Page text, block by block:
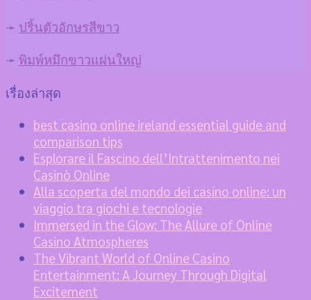
➛ ปริ้นตัวอักษรสีขาว
➛ พิมพ์หมึกขาวแผ่นใหญ่
เรื่องล่าสุด
best casino online ireland essential guide and
comparison tips
Esplorare il Fascino dell’Intrattenimento nei
Casinò Online
Alla scoperta del mondo dei casino online: un
viaggio tra giochi e tecnologie
Immersed in the Glow: The Allure of Online
Casino Atmospheres
The Vibrant World of Online Casino
Entertainment: A Journey Through Digital
Excitement